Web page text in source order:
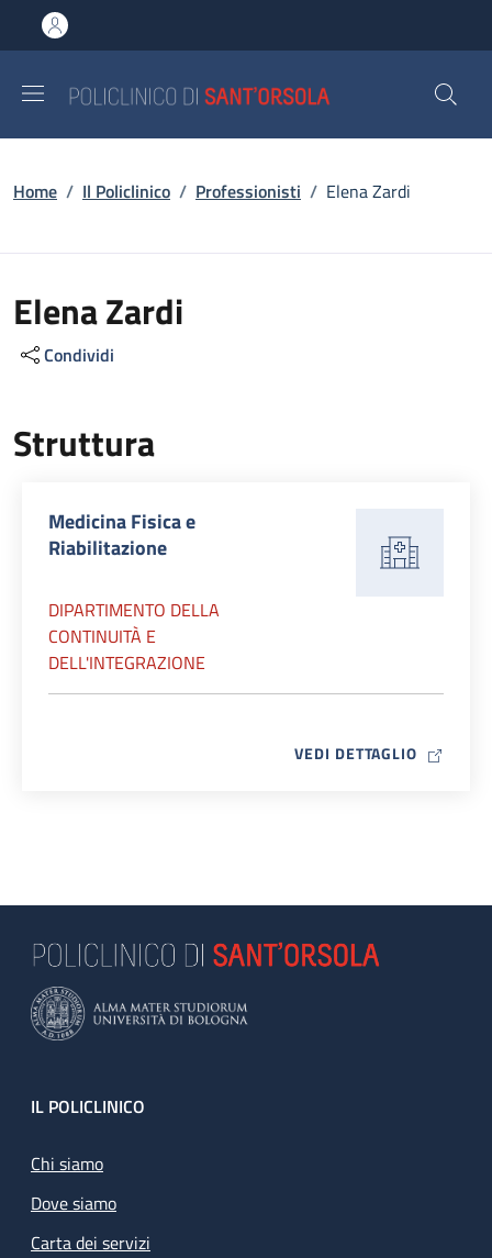
al contenuto principale
to footer content
Briciole di pane
Home / Il Policlinico / Professionisti / Elena Zardi
Elena Zardi
Condividi
Struttura
Medicina Fisica e
Riabilitazione
DIPARTIMENTO DELLA
CONTINUITÀ E
DELL'INTEGRAZIONE
VEDI DETTAGLIO MAP ICON
Footer
IL POLICLINICO
Chi siamo
Dove siamo
Carta dei servizi